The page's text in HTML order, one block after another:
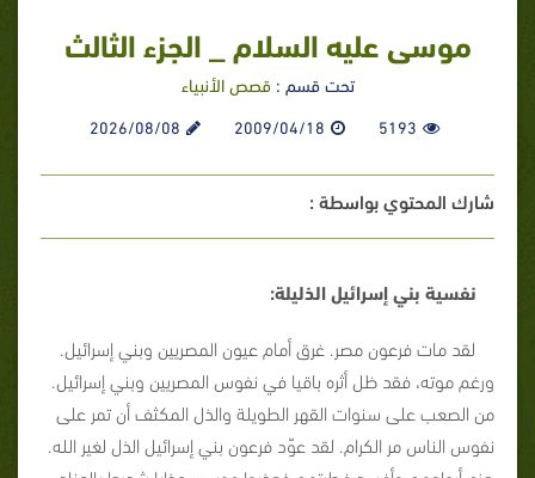
موسى عليه السلام _ الجزء الثالث
تحت قسم :قصص الأنبياء
5193
2009/04/18
2026/08/08
شارك المحتوي بواسطة :
نفسية بني إسرائيل الذليلة:
لقد مات فرعون مصر. غرق أمام عيون المصريين وبني إسرائيل.
ورغم موته، فقد ظل أثره باقيا في نفوس المصريين وبني إسرائيل.
من الصعب على سنوات القهر الطويلة والذل المكثف أن تمر على
نفوس الناس مر الكرام. لقد عوّد فرعون بني إسرائيل الذل لغير الله.